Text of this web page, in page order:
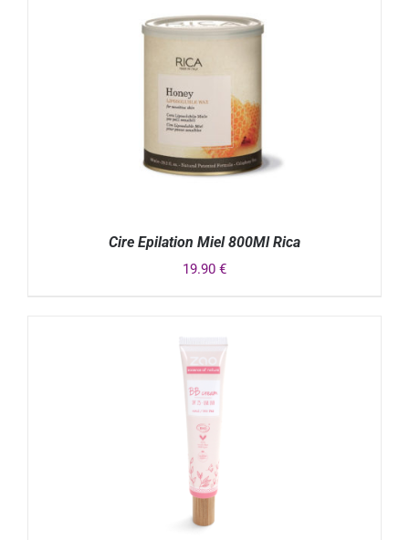
Cire Epilation Miel 800Ml Rica
19.90 €